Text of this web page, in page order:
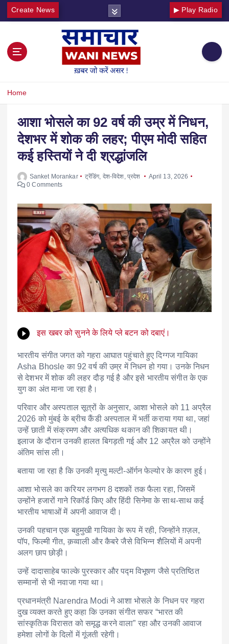
Create News ▶ Play Radio
Home
आशा भोसले का 92 वर्ष की उम्र में निधन,
देशभर में शोक की लहर; पीएम मोदी सहित
कई हस्तियों ने दी श्रद्धांजलि
Sanket Morankar ट्रेंडिंग, देश-विदेश प्रदेश
April 13, 2026
0 Comments
इस खबर को सुनने के लिये प्ले बटन को दबाएं।
भारतीय संगीत जगत को गहरा आघात पहुंचाते हुए दिग्गज गायिका
Asha Bhosle का 92 वर्ष की उम्र में निधन हो गया। उनके निधन
से देशभर में शोक की लहर दौड़ गई है और इसे भारतीय संगीत के एक
युग का अंत माना जा रहा है।
परिवार और अस्पताल सूत्रों के अनुसार, आशा भोसले को 11 अप्रैल
2026 को मुंबई के ब्रीच कैंडी अस्पताल में भर्ती कराया गया था, जहां
उन्हें छाती में संक्रमण और अत्यधिक थकान की शिकायत थी।
इलाज के दौरान उनकी हालत बिगड़ती गई और 12 अप्रैल को उन्होंने
अंतिम सांस ली।
बताया जा रहा है कि उनकी मृत्यु मल्टी-ऑर्गन फेल्योर के कारण हुई।
आशा भोसले का करियर लगभग 8 दशकों तक फैला रहा, जिसमें
उन्होंने हजारों गाने रिकॉर्ड किए और हिंदी सिनेमा के साथ-साथ कई
भारतीय भाषाओं में अपनी आवाज दी।
उनकी पहचान एक बहुमुखी गायिका के रूप में रही, जिन्होंने ग़ज़ल,
पॉप, फिल्मी गीत, क़व्वाली और कैबरे जैसे विभिन्न शैलियों में अपनी
अलग छाप छोड़ी।
उन्हें दादासाहेब फाल्के पुरस्कार और पद्म विभूषण जैसे प्रतिष्ठित
सम्मानों से भी नवाजा गया था।
प्रधानमंत्री Narendra Modi ने आशा भोसले के निधन पर गहरा
दुख व्यक्त करते हुए कहा कि उनका संगीत सफर “भारत की
सांस्कृतिक विरासत को समृद्ध करने वाला” रहा और उनकी आवाज
हमेशा लोगों के दिलों में गूंजती रहेगी।